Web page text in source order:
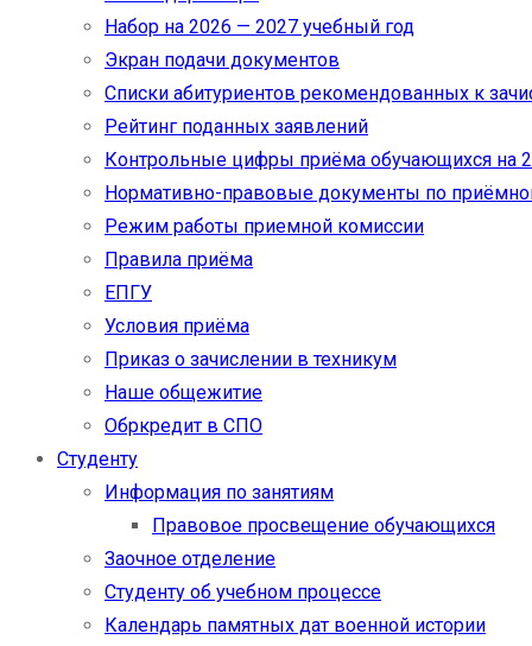
Набор на 2026 — 2027 учебный год
Экран подачи документов
Cписки абитуриентов рекомендованных к
Рейтинг поданных заявлений
Контрольные цифры приёма обучающихся на
Нормативно-правовые документы по
Режим работы приемной комиссии
Правила приёма
ЕПГУ
Условия приёма
Приказ о зачислении в техникум
Наше общежитие
Обркредит в СПО
Студенту
Информация по занятиям
Правовое просвещение обучающихся
Заочное отделение
Студенту об учебном процессе
Календарь памятных дат военной истории